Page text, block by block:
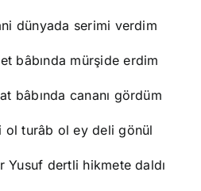
dünyada serimi verdim
bâbında mürşide erdim
bâbında cananı gördüm
ol turâb ol ey deli gönül
Yusuf dertli hikmete daldı